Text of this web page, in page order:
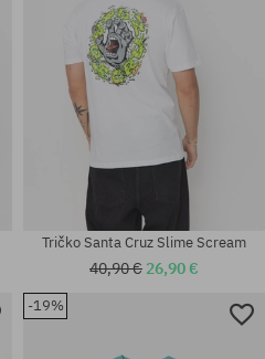
Tričko Santa Cruz Slime Scream
40,90 € 26,90 €
-19%